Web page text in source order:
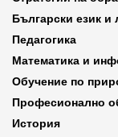
Български език и
Педагогика
Математика и
Обучение по
Професионално
История